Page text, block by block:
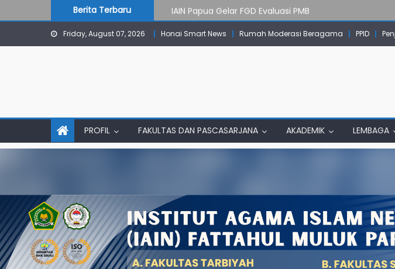
Berita Terbaru
IAIN Papua Gelar FGD Evaluasi PMB
KKN IAIN Papua: Kelompok Skow Sae Kolaborasi
Para Mahasiswa PGMI IAIN Papua Tembus Jurnal
Friday, August 07, 2026 Honai Smart News Rumah Moderasi Beragama PPID
PROFIL FAKULTAS DAN PASCASARJANA AKADEMIK LEMBAGA